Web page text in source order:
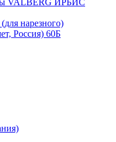
VALBERG ИРБИС
нарезного)
Россия) 60Б